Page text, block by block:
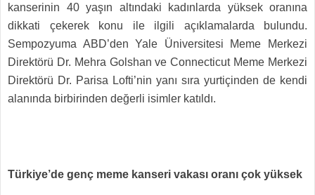
kanserinin 40 yaşın altındaki kadınlarda yüksek oranına
dikkati çekerek konu ile ilgili açıklamalarda bulundu.
Sempozyuma ABD’den Yale Üniversitesi Meme Merkezi
Direktörü Dr. Mehra Golshan ve Connecticut Meme Merkezi
Direktörü Dr. Parisa Lofti’nin yanı sıra yurtiçinden de kendi
alanında birbirinden değerli isimler katıldı.
Türkiye’de genç meme kanseri vakası oranı çok yüksek